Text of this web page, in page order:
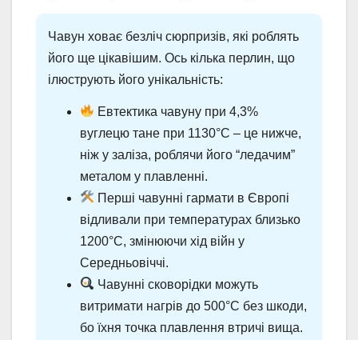
Чавун ховає безліч сюрпризів, які роблять
його ще цікавішим. Ось кілька перлин, що
ілюструють його унікальність:
Евтектика чавуну при 4,3%
вуглецю тане при 1130°C – це нижче,
ніж у заліза, роблячи його “ледачим”
металом у плавленні.
Перші чавунні гармати в Європі
відливали при температурах близько
1200°C, змінюючи хід війн у
Середньовіччі.
Чавунні сковорідки можуть
витримати нагрів до 500°C без шкоди,
бо їхня точка плавлення втричі вища.